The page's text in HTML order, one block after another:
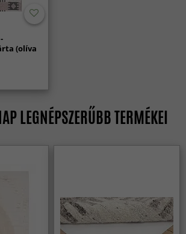
(olíva
LEGNÉPSZERŰBB TERMÉKEI